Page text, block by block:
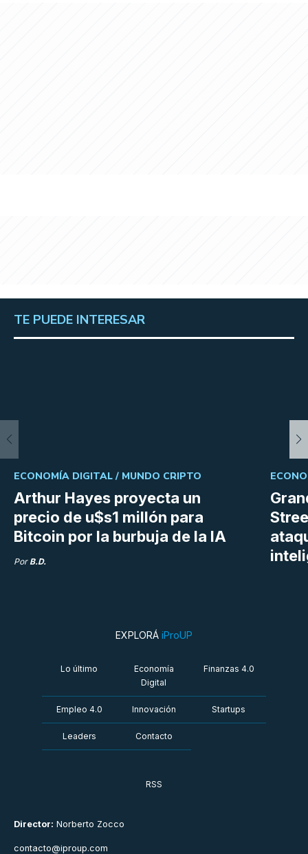
TE PUEDE INTERESAR
Arthur Hayes proyecta un
precio de u$s1 millón para
Bitcoin por la burbuja de la IA
ECONOMÍA DIGITAL / MUNDO CRIPTO
Por B.D.
Director: Norberto Zocco
contacto@iproup.com
EXPLORÁ iProUP
Lo último
Economía
Digital
Finanzas 4.0
Empleo 4.0 Innovación Startups
Leaders Contacto
RSS